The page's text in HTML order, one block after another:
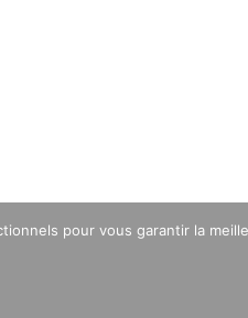
pour vous garantir la